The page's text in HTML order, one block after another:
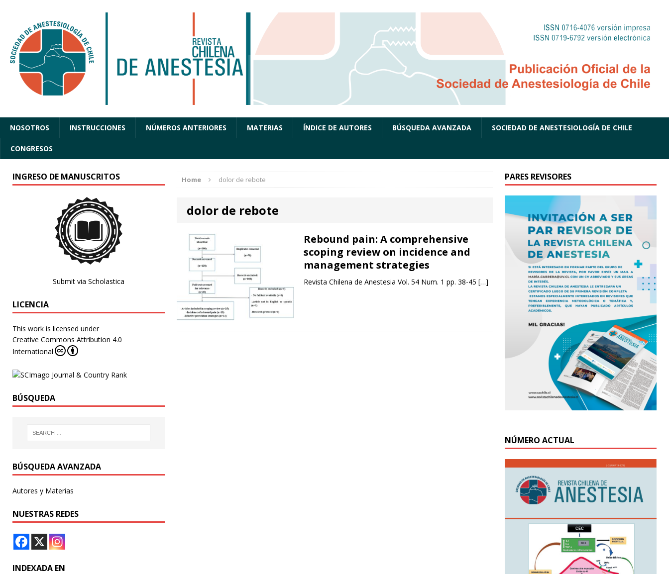
NOSOTROS INSTRUCCIONES NÚMEROS ANTERIORES MATERIAS ÍNDICE DE AUTORES BÚSQUEDA AVANZADA SOCIEDAD DE ANESTESIOLOGÍA DE CHILE
CONGRESOS
Home dolor de rebote
dolor de rebote
Rebound pain: A comprehensive
scoping review on incidence and
management strategies
Revista Chilena de Anestesia Vol. 54 Num. 1 pp. 38-45 […]
INGRESO DE MANUSCRITOS
Submit via Scholastica
LICENCIA
This work is licensed under
Creative Commons Attribution 4.0
International
BÚSQUEDA
BÚSQUEDA AVANZADA
Autores y Materias
NUESTRAS REDES
INDEXADA EN
PARES REVISORES
NÚMERO ACTUAL